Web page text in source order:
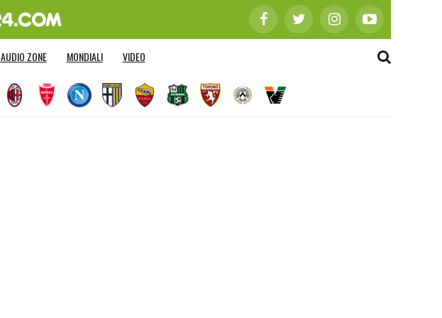
AUDIO ZONE MONDIALI VIDEO